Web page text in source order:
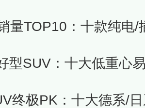
量TOP10：十款纯电/
型SUV：十大低重心
终极PK：十大德系/